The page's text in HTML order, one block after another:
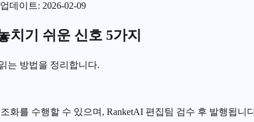
업데이트: 2026-02-09
치기 쉬운 신호 5가지
는 방법을 정리합니다.
화를 수행할 수 있으며, RanketAI 편집팀 검수 후 발행됩니